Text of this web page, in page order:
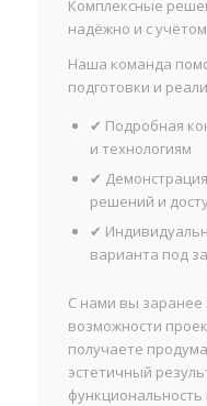
Комплексные
надёжно и с
Наша команда
подготовки и
✔ Подробная
и технологиям
✔
решений и
✔
варианта под
С нами вы заранее
возможности
получаете
эстетичный